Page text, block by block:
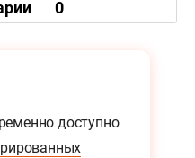
0
доступно